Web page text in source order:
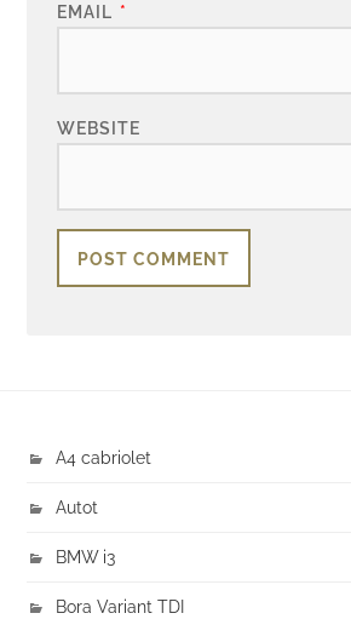
EMAIL *
WEBSITE
A4 cabriolet
Autot
BMW i3
Bora Variant TDI